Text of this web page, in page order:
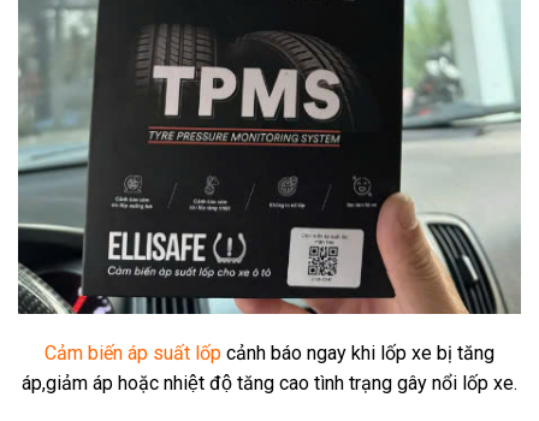
Cảm biến áp suất lốp cảnh báo ngay khi lốp xe bị tăng
áp,giảm áp hoặc nhiệt độ tăng cao tình trạng gây nổi lốp xe.